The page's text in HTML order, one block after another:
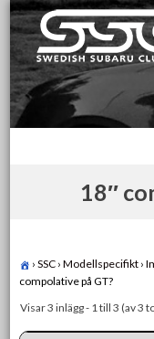
Skip
to
content
Swedish
För oss som älskar
18″
› SSC › Modellspecifikt ›
compolative på GT?
Visar 3 inlägg - 1 till 3 (av 3